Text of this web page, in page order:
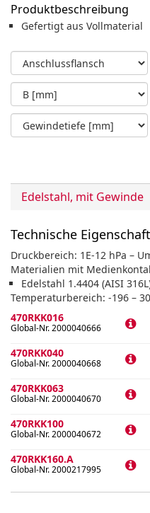
Produktbeschreibung
Gefertigt aus Vollmaterial
Edelstahl, mit Gewinde
Technische
Druckbereich: 1E-12 hPa –
Materialien mit
Edelstahl 1.4404 (AISI
Temperaturbereich: -196 –
470RKK016
Global-Nr. 2000040666
470RKK040
Global-Nr. 2000040668
470RKK063
Global-Nr. 2000040670
470RKK100
Global-Nr. 2000040672
470RKK160.A
Global-Nr. 2000217995